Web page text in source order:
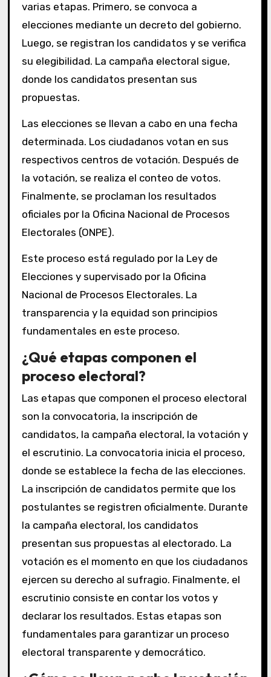
varias etapas. Primero, se convoca a
elecciones mediante un decreto del gobierno.
Luego, se registran los candidatos y se verifica
su elegibilidad. La campaña electoral sigue,
donde los candidatos presentan sus
propuestas.
Las elecciones se llevan a cabo en una fecha
determinada. Los ciudadanos votan en sus
respectivos centros de votación. Después de
la votación, se realiza el conteo de votos.
Finalmente, se proclaman los resultados
oficiales por la Oficina Nacional de Procesos
Electorales (ONPE).
Este proceso está regulado por la Ley de
Elecciones y supervisado por la Oficina
Nacional de Procesos Electorales. La
transparencia y la equidad son principios
fundamentales en este proceso.
¿Qué etapas componen el
proceso electoral?
Las etapas que componen el proceso electoral
son la convocatoria, la inscripción de
candidatos, la campaña electoral, la votación y
el escrutinio. La convocatoria inicia el proceso,
donde se establece la fecha de las elecciones.
La inscripción de candidatos permite que los
postulantes se registren oficialmente. Durante
la campaña electoral, los candidatos
presentan sus propuestas al electorado. La
votación es el momento en que los ciudadanos
ejercen su derecho al sufragio. Finalmente, el
escrutinio consiste en contar los votos y
declarar los resultados. Estas etapas son
fundamentales para garantizar un proceso
electoral transparente y democrático.